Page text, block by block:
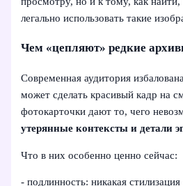
легально использовать такие
Чем «цепляют» редкие
Современная аудитория
может сделать красивый кадр на
фотокарточки дают то, чего
утерянные контексты и детали
Что в них особенно ценно сейчас:
- подлинность: никакая